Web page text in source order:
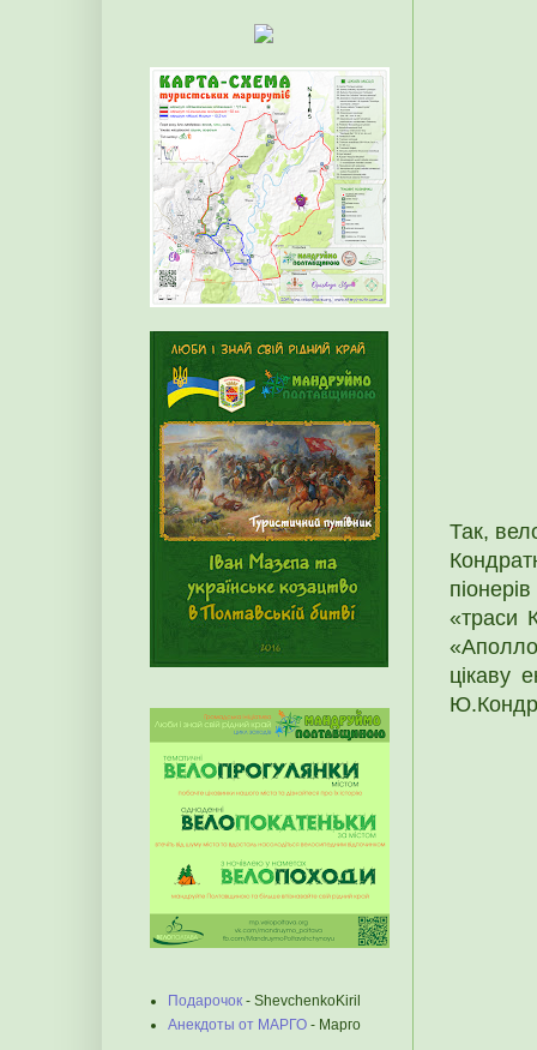
Так,
«траси
цікаву
Подарочок - ShevchenkoKiril
Анекдоты от МАРГО - Марго